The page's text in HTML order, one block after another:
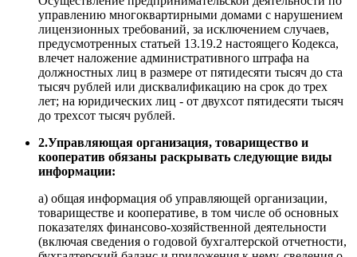
управлению многоквартирными домами с нарушением
лицензионных требований, за исключением случаев,
предусмотренных статьей 13.19.2 настоящего Кодекса,
влечет наложение административного штрафа на
должностных лиц в размере от пятидесяти тысяч до ста
тысяч рублей или дисквалификацию на срок до трех
лет; на юридических лиц - от двухсот пятидесяти тысяч
до трехсот тысяч рублей.
2.Управляющая организация, товарищество и
кооператив обязаны раскрывать следующие виды
информации:
а) общая информация об управляющей организации,
товариществе и кооперативе, в том числе об основных
показателях финансово-хозяйственной деятельности
(включая сведения о годовой бухгалтерской отчетности,